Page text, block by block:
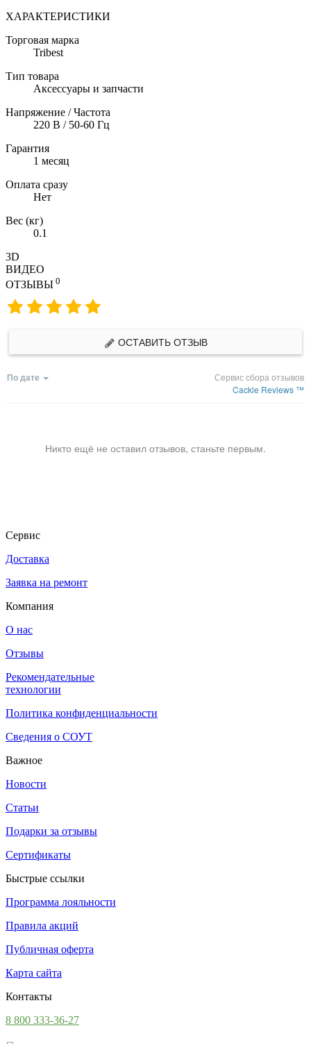
ХАРАКТЕРИСТИКИ
Торговая марка
Tribest
Тип товара
Аксессуары и запчасти
Напряжение / Частота
220 В / 50-60 Гц
Гарантия
1 месяц
Оплата сразу
Нет
Вес (кг)
0.1
3D
ВИДЕО
ОТЗЫВЫ 0
ОСТАВИТЬ ОТЗЫВ
По дате
Сервис сбора отзывов
Cackle Reviews ™
Никто ещё не оставил отзывов, станьте первым.
Сервис
Доставка
Заявка на ремонт
Компания
О нас
Отзывы
Рекомендательные
технологии
Политика конфиденциальности
Сведения о СОУТ
Важное
Новости
Статьи
Подарки за отзывы
Сертификаты
Быстрые ссылки
Программа лояльности
Правила акций
Публичная оферта
Карта сайта
Контакты
8 800 333-36-27